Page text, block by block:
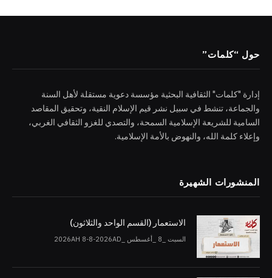
حول “كلمات”
إدارة "كلمات" الثقافية البحثية مؤسسة دعوية مستقلة لأهل السنة
والجماعة، تنشط في سبيل نشر قيم الإسلام النقية، وتحقيق المقاصد
السامية للشريعة الإسلامية السمحة، والتصدي للغزو الثقافي الغربي،
وإعلاء كلمة الله، والنهوض بالأمة الإسلامية.
المنشورات الشهيرة
الاستعمار (القسم الواحد والثلاثون)
السبت _8 _أغسطس _2026AH 8-8-2026AD